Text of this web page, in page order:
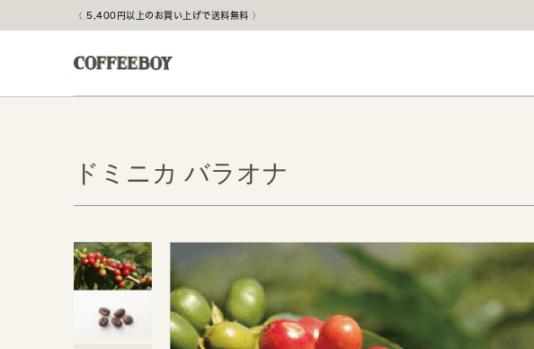
5,400円以上のお買い上げで送料無料
ドミニカ バラオナ